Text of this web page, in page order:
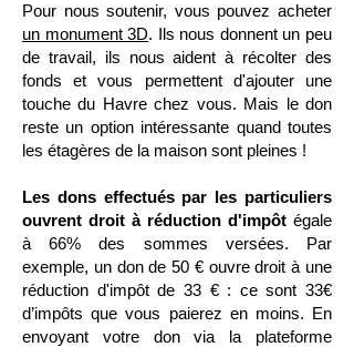
Pour nous soutenir, vous pouvez acheter
un monument 3D. Ils nous donnent un peu
de travail, ils nous aident à récolter des
fonds et vous permettent d'ajouter une
touche du Havre chez vous. Mais le don
reste un option intéressante quand toutes
les étagères de la maison sont pleines !
Les dons effectués par les particuliers
ouvrent droit à réduction d'impôt égale
à 66% des sommes versées. Par
exemple, un don de 50 € ouvre droit à une
réduction d'impôt de 33 € : ce sont 33€
d’impôts que vous paierez en moins. En
envoyant votre don via la plateforme